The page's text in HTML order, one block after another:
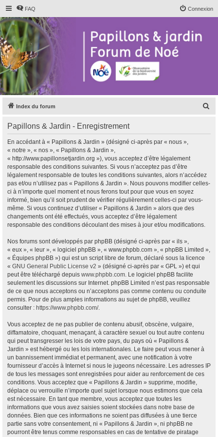
FAQ Connexion
Index du forum
Papillons & Jardin - Enregistrement
En accédant à « Papillons & Jardin » (désigné ci-après par « nous »,
« notre », « nos », « Papillons & Jardin »,
« http://www.papillonsetjardin.org »), vous acceptez d’être légalement
responsable des conditions suivantes. Si vous n’acceptez pas d’être
légalement responsable de toutes les conditions suivantes, alors n’accédez
pas et/ou n’utilisez pas « Papillons & Jardin ». Nous pouvons modifier celles-
ci à n’importe quel moment et nous ferons tout pour que vous en soyez
informé, bien qu’il soit prudent de vérifier régulièrement celles-ci par vous-
même. Si vous continuez d’utiliser « Papillons & Jardin » alors que des
changements ont été effectués, vous acceptez d’être légalement
responsable des conditions découlant des mises à jour et/ou modifications.
Nos forums sont développés par phpBB (désigné ci-après par « ils »,
« eux », « leur », « logiciel phpBB », « www.phpbb.com », « phpBB Limited »,
« Équipes phpBB ») qui est un script libre de forum, déclaré sous la licence
« GNU General Public License v2 » (désigné ci-après par « GPL ») et qui
peut être téléchargé depuis www.phpbb.com. Le logiciel phpBB facilite
seulement les discussions sur Internet. phpBB Limited n’est pas responsable
de ce que nous acceptons ou n’acceptons pas comme contenu ou conduite
permis. Pour de plus amples informations au sujet de phpBB, veuillez
consulter : https://www.phpbb.com/.
Vous acceptez de ne pas publier de contenu abusif, obscène, vulgaire,
diffamatoire, choquant, menaçant, à caractère sexuel ou tout autre contenu
qui peut transgresser les lois de votre pays, du pays où « Papillons &
Jardin » est hébergé ou les lois internationales. Le faire peut vous mener à
un bannissement immédiat et permanent, avec une notification à votre
fournisseur d’accès à Internet si nous le jugeons nécessaire. Les adresses IP
de tous les messages sont enregistrées pour aider au renforcement de ces
conditions. Vous acceptez que « Papillons & Jardin » supprime, modifie,
déplace ou verrouille n’importe quel sujet lorsque nous estimons que cela
est nécessaire. En tant que membre, vous acceptez que toutes les
informations que vous avez saisies soient stockées dans notre base de
données. Bien que ces informations ne soient pas diffusées à une tierce
partie sans votre consentement, ni « Papillons & Jardin », ni phpBB ne
pourront être tenus comme responsables en cas de tentative de piratage